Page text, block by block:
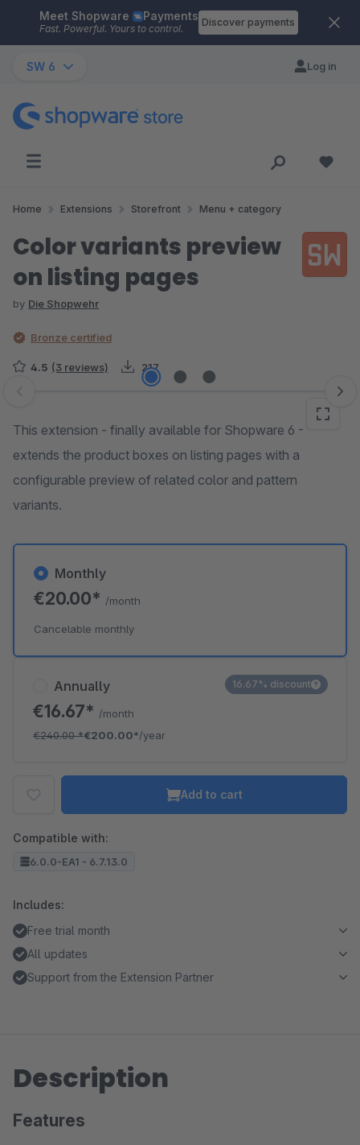
Skip to main content
Meet Shopware Payments
Fast. Powerful. Yours to control.
Discover payments
SW 6 Log in
Home Extensions Storefront Menu + category
Color variants preview
on listing pages
by Die Shopwehr
Bronze certified
4.5 (3 reviews) 217
Skip image gallery
This extension - finally available for Shopware 6 -
extends the product boxes on listing pages with a
configurable preview of related color and pattern
variants.
Annually
€16.67* /month
€240.00*€200.00*/year
16.67% discount
Monthly
€20.00* /month
Cancelable monthly
Add to cart
Compatible with:
6.0.0-EA1 - 6.7.13.0
Includes:
Free trial month
All updates
Support from the Extension Partner
Description
Features